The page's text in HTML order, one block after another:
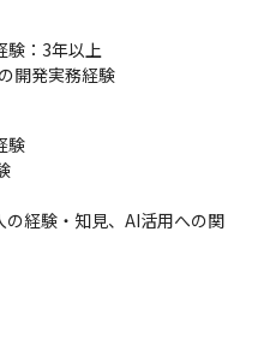
られる技術スタックを追求
/リリース
の開発、および既存機能の
ース後はFirebaseの
経過観察を行っていただきま
験：3年以上
開発実務経験
験
の経験・知見、AI活用への関